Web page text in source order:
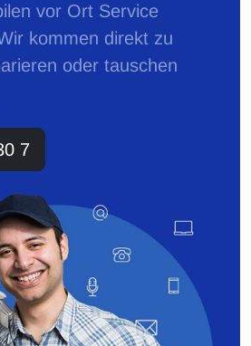
vor Ort Service
kommen direkt zu
oder tauschen
7